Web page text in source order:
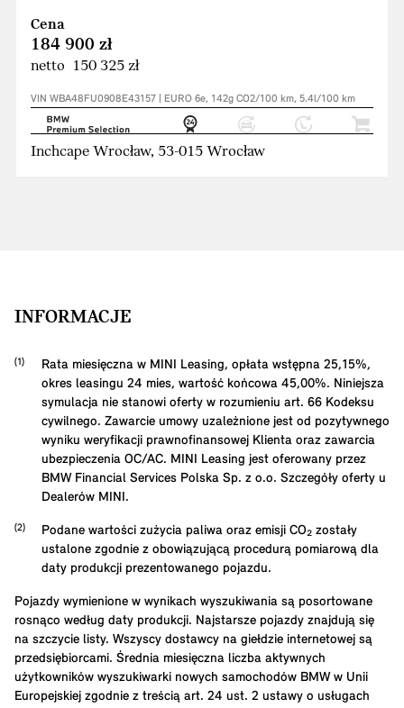
Cena
184 900 zł
netto 150 325 zł
VIN WBA48FU0908E43157 | EURO 6e, 142g CO2/100 km, 5.4l/100 km
Inchcape Wrocław, 53-015 Wrocław
INFORMACJE
Rata miesięczna w MINI Leasing, opłata wstępna 25,15%,
okres leasingu 24 mies, wartość końcowa 45,00%. Niniejsza
symulacja nie stanowi oferty w rozumieniu art. 66 Kodeksu
cywilnego. Zawarcie umowy uzależnione jest od pozytywnego
wyniku weryfikacji prawnofinansowej Klienta oraz zawarcia
ubezpieczenia OC/AC. MINI Leasing jest oferowany przez
BMW Financial Services Polska Sp. z o.o. Szczegóły oferty u
Dealerów MINI.
Podane wartości zużycia paliwa oraz emisji CO₂ zostały
ustalone zgodnie z obowiązującą procedurą pomiarową dla
daty produkcji prezentowanego pojazdu.
Pojazdy wymienione w wynikach wyszukiwania są posortowane
rosnąco według daty produkcji. Najstarsze pojazdy znajdują się
na szczycie listy. Wszyscy dostawcy na giełdzie internetowej są
przedsiębiorcami. Średnia miesięczna liczba aktywnych
użytkowników wyszukiwarki nowych samochodów BMW w Unii
Europejskiej zgodnie z treścią art. 24 ust. 2 ustawy o usługach